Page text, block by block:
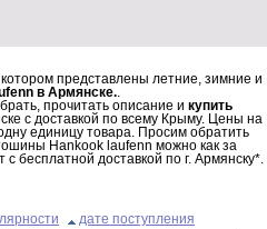
представлены летние, зимние и
в Армянске.
прочитать описание и купить
с доставкой по всему Крыму. Цены на
единицу товара. Просим обратить
Hankook laufenn можно как за
бесплатной доставкой по г. Армянску*.
дате поступления